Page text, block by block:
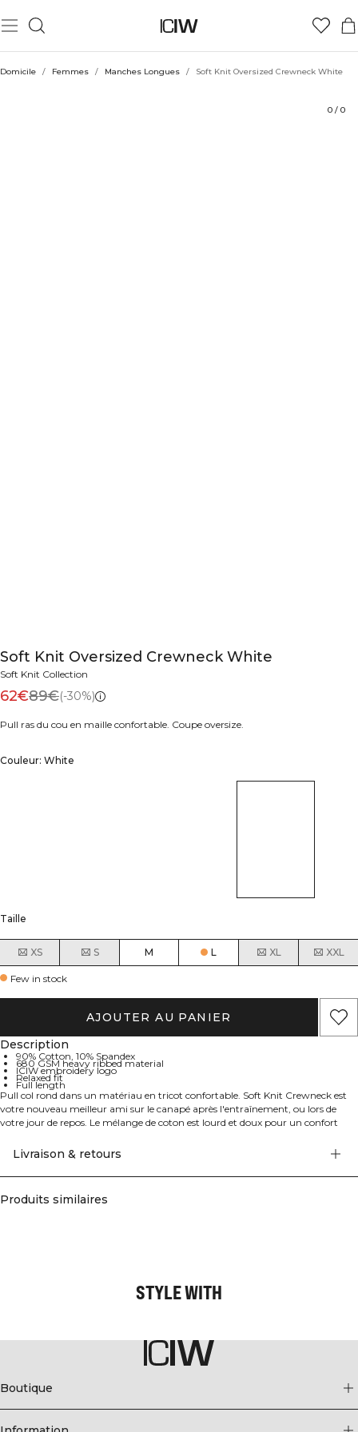
Domicile / Femmes / Manches Longues / Soft Knit Oversized Crewneck White
0 / 0
Soft Knit Oversized Crewneck White
Soft Knit Collection
62€89€(-30%)
Pull ras du cou en maille confortable. Coupe oversize.
Couleur: White
Taille
XS S M L XL XXL
Few in stock
AJOUTER AU PANIER
Description
90% Cotton, 10% Spandex
680 GSM heavy ribbed material
ICIW embroidery logo
Relaxed fit
Full length
Pull col rond dans un matériau en tricot confortable. Soft Knit Crewneck est
votre nouveau meilleur ami sur le canapé après l'entraînement, ou lors de
votre jour de repos. Le mélange de coton est lourd et doux pour un confort
avec une épaule tombante. Nous recommandons que le vêtement soit stocké
logo ICIW brodé, coupe décontractée, longueur complète. 90% Coton, 10%
Livraison & retours
Produits similaires
STYLE WITH
Boutique